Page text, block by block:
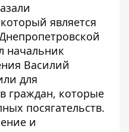
является
начальник
Василий
для
граждан, которые
посягательств.
и